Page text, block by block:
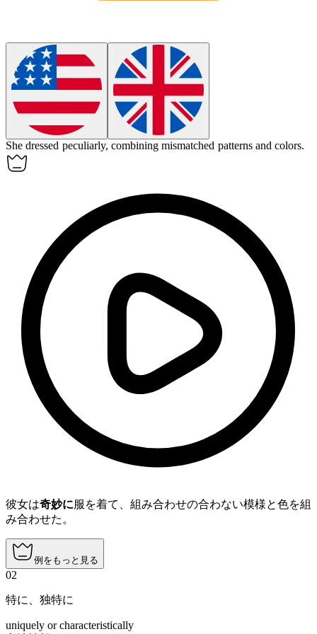
She dressed peculiarly, combining mismatched patterns and colors.
彼女は奇妙に服を着て、組み合わせの合わない模様と色を組
み合わせた。
例をもっと見る
02
特に、独特に
uniquely or characteristically